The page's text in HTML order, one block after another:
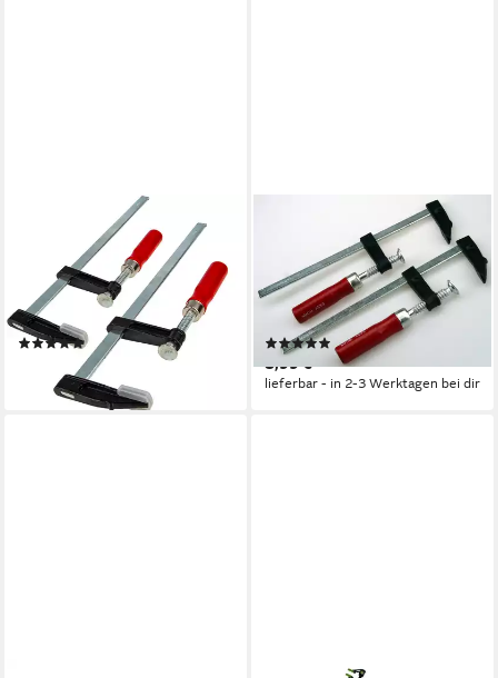
Schraubzwinge
Schraubzwingen-Satz, 2-teilig,
50 mm x 300 mm,
Doppelpack, Temperguss
(1)
lieferbar - in 3-4 Werktagen bei dir
Schraubzwinge
Schraubzwingen 200mm 2er
Set Leimzwingen
Bastelschraubzwingen
(1)
8,99 €
lieferbar - in 2-3 Werktagen bei dir